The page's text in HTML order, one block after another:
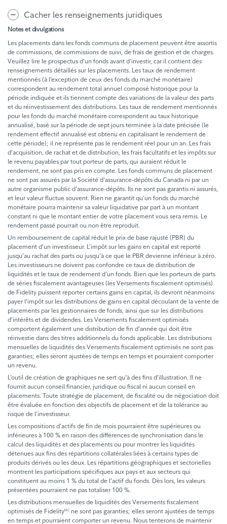
Cacher les renseignements juridiques
Notes et divulgations
Les placements dans les fonds communs de placement peuvent être assortis
de commissions, de commissions de suivi, de frais de gestion et de charges.
Veuillez lire le prospectus d’un fonds avant d’investir, car il contient des
renseignements détaillés sur les placements. Les taux de rendement
mentionnés (à l’exception de ceux des fonds du marché monétaire)
correspondent au rendement total annuel composé historique pour la
période indiquée et ils tiennent compte des variations de la valeur des parts
et du réinvestissement des distributions. Les taux de rendement mentionnés
pour les fonds du marché monétaire correspondent au taux historique
annualisé, basé sur la période de sept jours terminée à la date précisée (le
rendement effectif annualisé est obtenu en capitalisant le rendement de
cette période); il ne représente pas le rendement réel pour un an. Les frais
d’acquisition, de rachat et de distribution, les frais facultatifs et les impôts sur
le revenu payables par tout porteur de parts, qui auraient réduit le
rendement, ne sont pas pris en compte. Les fonds communs de placement
ne sont pas assurés par la Société d'assurance-dépôts du Canada ni par un
autre organisme public d'assurance-dépôts. Ils ne sont pas garantis ni assurés,
et leur valeur fluctue souvent. Rien ne garantit qu’un fonds du marché
monétaire pourra maintenir sa valeur liquidative par part à un montant
constant ni que le montant entier de votre placement vous sera remis. Le
rendement passé pourrait ou non être reproduit.
Un remboursement de capital réduit le prix de base rajusté (PBR) du
placement d’un investisseur. L’impôt sur les gains en capital est reporté
jusqu’au rachat des parts ou jusqu’à ce que le PBR devienne inférieur à zéro.
Les investisseurs ne doivent pas confondre ce taux de distribution de
liquidités et le taux de rendement d’un fonds. Bien que les porteurs de parts
de séries fiscalement avantageuses (les Versements fiscalement optimisés)
de Fidelity puissent reporter certains gains en capital, ils devront néanmoins
payer l’impôt sur les distributions de gains en capital découlant de la vente de
placements par les gestionnaires de fonds, ainsi que sur les distributions
d’intérêts et de dividendes. Les Versements fiscalement optimisés
comportent également une distribution de fin d’année qui doit être
réinvestie dans des titres additionnels du fonds applicable. Les distributions
mensuelles de liquidités des Versements fiscalement optimisés ne sont pas
garanties; elles seront ajustées de temps en temps et pourraient comporter
un revenu.
L’outil de création de graphiques ne sert qu’à des fins d’illustration. Il ne
fournit aucun conseil financier, juridique ou fiscal ni aucun conseil en
placements. Toute stratégie de placement, de fiscalité ou de négociation doit
être évaluée en fonction des objectifs de placement et de la tolérance au
risque de l’investisseur.
Les compositions d’actifs de fin de mois pourraient être supérieures ou
inférieures à 100 % en raison des différences de synchronisation dans le
calcul des liquidités et des placements ou pour montrer les liquidités
détenues aux fins des répartitions collatérales liées à certains types de
produits dérivés ou les deux. Les répartitions géographiques et sectorielles
montrent les participations spécifiques aux pays et aux secteurs qui
constituent au moins 1 % du total de l’actif du fonds. Dès lors, les valeurs
présentées pourraient ne pas totaliser 100 %.
Les distributions mensuelles de liquidités des Versements fiscalement
optimisés de FidelityMC ne sont pas garanties; elles seront ajustées de temps
en temps et pourraient comporter un revenu. Nous tenterons de maintenir